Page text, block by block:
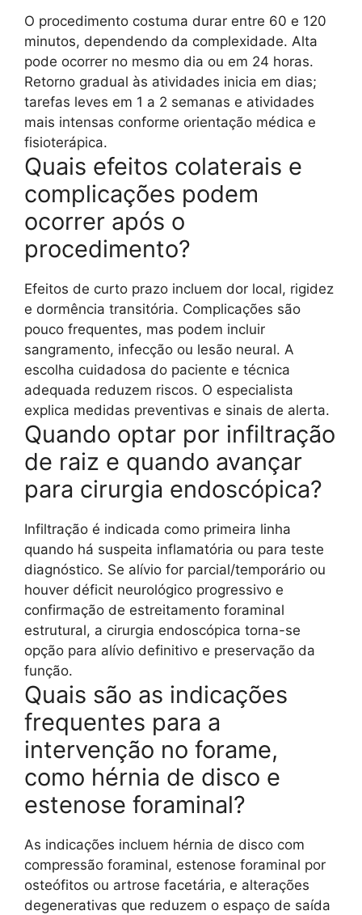
O procedimento costuma durar entre 60 e 120
minutos, dependendo da complexidade. Alta
pode ocorrer no mesmo dia ou em 24 horas.
Retorno gradual às atividades inicia em dias;
tarefas leves em 1 a 2 semanas e atividades
mais intensas conforme orientação médica e
fisioterápica.
Quais efeitos colaterais e
complicações podem
ocorrer após o
procedimento?
Efeitos de curto prazo incluem dor local, rigidez
e dormência transitória. Complicações são
pouco frequentes, mas podem incluir
sangramento, infecção ou lesão neural. A
escolha cuidadosa do paciente e técnica
adequada reduzem riscos. O especialista
explica medidas preventivas e sinais de alerta.
Quando optar por infiltração
de raiz e quando avançar
para cirurgia endoscópica?
Infiltração é indicada como primeira linha
quando há suspeita inflamatória ou para teste
diagnóstico. Se alívio for parcial/temporário ou
houver déficit neurológico progressivo e
confirmação de estreitamento foraminal
estrutural, a cirurgia endoscópica torna-se
opção para alívio definitivo e preservação da
função.
Quais são as indicações
frequentes para a
intervenção no forame,
como hérnia de disco e
estenose foraminal?
As indicações incluem hérnia de disco com
compressão foraminal, estenose foraminal por
osteófitos ou artrose facetária, e alterações
degenerativas que reduzem o espaço de saída